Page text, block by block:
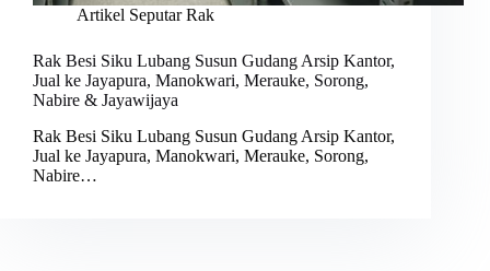
Artikel Seputar Rak
Rak Besi Siku Lubang Susun Gudang Arsip Kantor,
Jual ke Jayapura, Manokwari, Merauke, Sorong,
Nabire & Jayawijaya
Rak Besi Siku Lubang Susun Gudang Arsip Kantor,
Jual ke Jayapura, Manokwari, Merauke, Sorong,
Nabire…